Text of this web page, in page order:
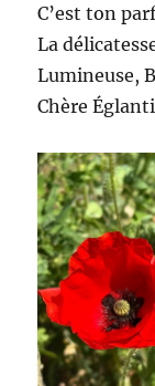
C’est ton
La
Lumineuse,
Chère